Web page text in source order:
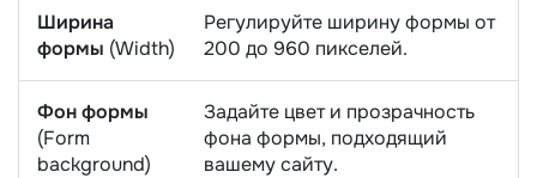
Ширина
формы (Width)
Регулируйте ширину формы от
200 до 960 пикселей.
Фон формы
(Form
background)
Задайте цвет и прозрачность
фона формы, подходящий
вашему сайту.